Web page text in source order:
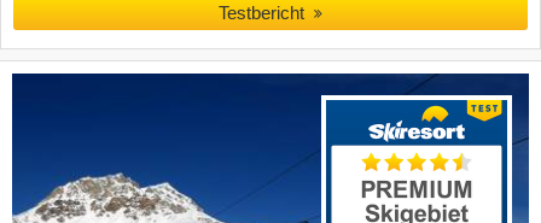
Testbericht